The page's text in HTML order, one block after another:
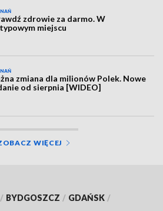
zdrowie za darmo. W
miejscu
zmiana dla milionów Polek. Nowe
od sierpnia [WIDEO]
WIĘCEJ
/ BYDGOSZCZ / GDAŃSK /